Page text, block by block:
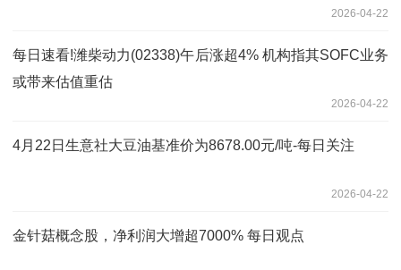
2026-04-22
每日速看!潍柴动力(02338)午后涨超4% 机构指其SOFC业务
或带来估值重估
2026-04-22
4月22日生意社大豆油基准价为8678.00元/吨-每日关注
2026-04-22
金针菇概念股，净利润大增超7000% 每日观点